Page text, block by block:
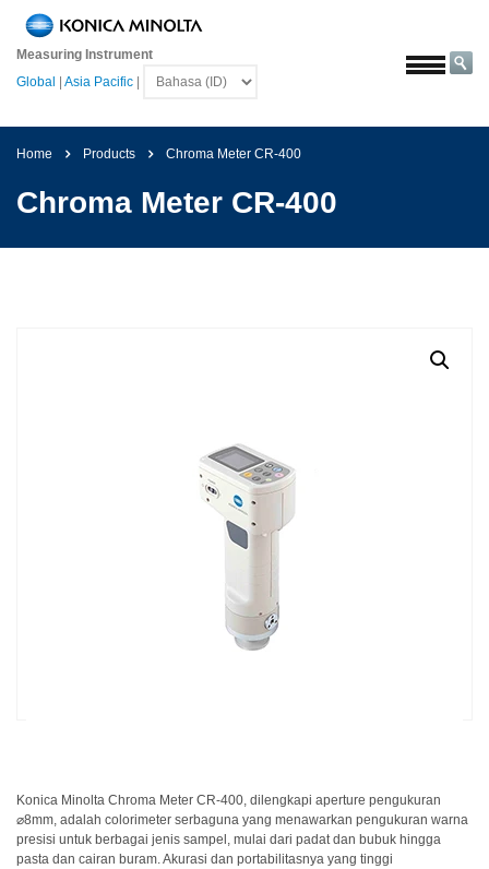
Measuring Instrument
Global
Asia Pacific
Beranda
Solusi
Pertanian
Pangan
Otomotif
Percetakan
Tekstil
Home Products Chroma Meter CR-400
Chroma Meter CR-400
Konica Minolta Chroma Meter CR-400, dilengkapi aperture pengukuran
⌀8mm, adalah colorimeter serbaguna yang menawarkan pengukuran warna
presisi untuk berbagai jenis sampel, mulai dari padat dan bubuk hingga
pasta dan cairan buram. Akurasi dan portabilitasnya yang tinggi